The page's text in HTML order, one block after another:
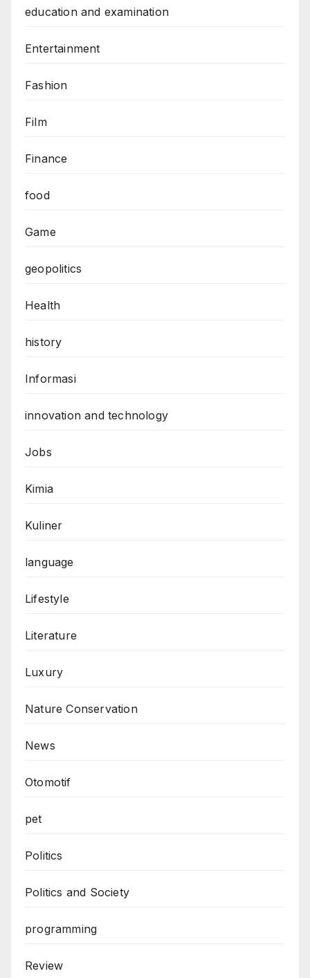
education and examination
Entertainment
Fashion
Film
Finance
food
Game
geopolitics
Health
history
Informasi
innovation and technology
Jobs
Kimia
Kuliner
language
Lifestyle
Literature
Luxury
Nature Conservation
News
Otomotif
pet
Politics
Politics and Society
programming
Review